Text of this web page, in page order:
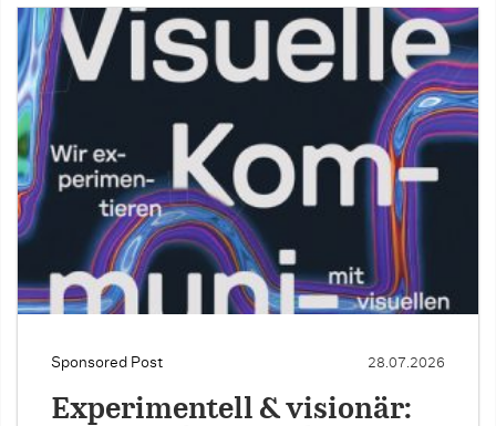
Sponsored Post 28.07.2026
Experimentell & visionär: